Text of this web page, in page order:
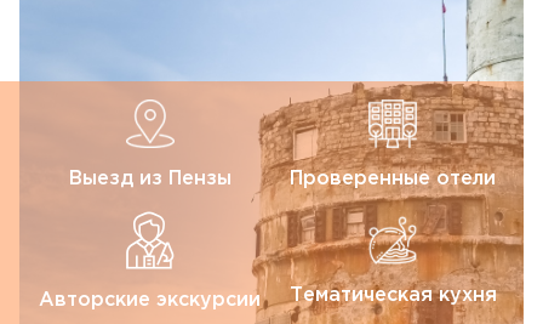
Выезд из Пензы Проверенные отели
Авторские экскурсии Тематическая кухня